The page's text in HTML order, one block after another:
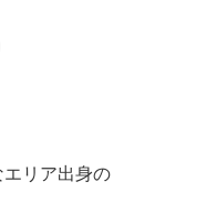
リア出身の